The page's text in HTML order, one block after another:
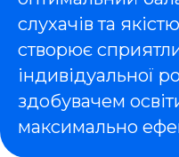
слухачів та
створює
індивідуальної
здобувачем
максимально